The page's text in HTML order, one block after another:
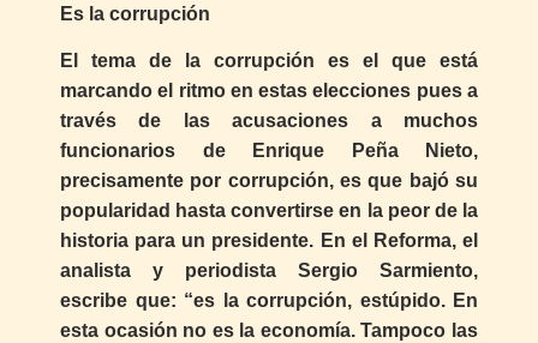
Es la corrupción
El tema de la corrupción es el que está
marcando el ritmo en estas elecciones pues a
través de las acusaciones a muchos
funcionarios de Enrique Peña Nieto,
precisamente por corrupción, es que bajó su
popularidad hasta convertirse en la peor de la
historia para un presidente. En el Reforma, el
analista y periodista Sergio Sarmiento,
escribe que: “es la corrupción, estúpido. En
esta ocasión no es la economía. Tampoco las